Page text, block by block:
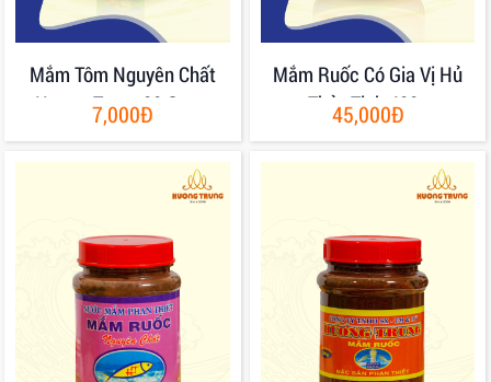
Mắm Tôm Nguyên Chất
Hương Trung 80 Gram
7,000Đ
Mắm Ruốc Có Gia Vị Hủ
Thủy Tinh 400g
45,000Đ